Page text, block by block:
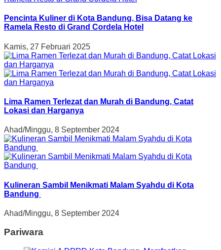
Pencinta Kuliner di Kota Bandung, Bisa Datang ke
Ramela Resto di Grand Cordela Hotel
Kamis, 27 Februari 2025
Lima Ramen Terlezat dan Murah di Bandung, Catat
Lokasi dan Harganya
Ahad/Minggu, 8 September 2024
Kulineran Sambil Menikmati Malam Syahdu di Kota
Bandung
Ahad/Minggu, 8 September 2024
Pariwara